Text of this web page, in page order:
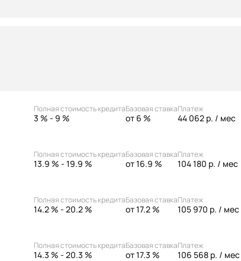
Полная стоимость кредита
3 % - 9 %
Базовая ставка
от 6 %
Платеж
44 062 р. / мес
Полная стоимость кредита
13.9 % - 19.9 %
Базовая ставка
от 16.9 %
Платеж
104 180 р. / мес
Полная стоимость кредита
14.2 % - 20.2 %
Базовая ставка
от 17.2 %
Платеж
105 970 р. / мес
Полная стоимость кредита
14.3 % - 20.3 %
Базовая ставка
от 17.3 %
Платеж
106 568 р. / мес